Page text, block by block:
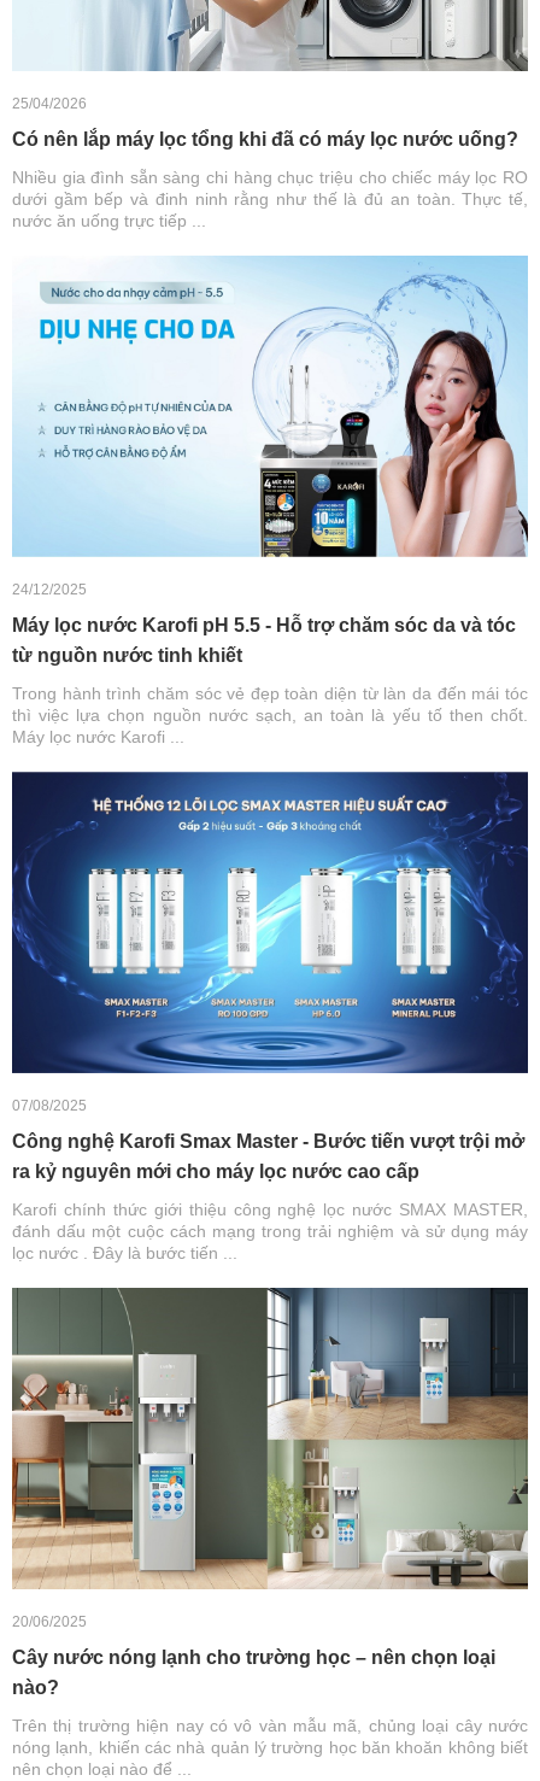
25/04/2026
Có nên lắp máy lọc tổng khi đã có máy lọc nước uống?
Nhiều gia đình sẵn sàng chi hàng chục triệu cho chiếc máy lọc RO
dưới gầm bếp và đinh ninh rằng như thế là đủ an toàn. Thực tế,
nước ăn uống trực tiếp ...
24/12/2025
Máy lọc nước Karofi pH 5.5 - Hỗ trợ chăm sóc da và tóc
từ nguồn nước tinh khiết
Trong hành trình chăm sóc vẻ đẹp toàn diện từ làn da đến mái tóc
thì việc lựa chọn nguồn nước sạch, an toàn là yếu tố then chốt.
Máy lọc nước Karofi ...
07/08/2025
Công nghệ Karofi Smax Master - Bước tiến vượt trội mở
ra kỷ nguyên mới cho máy lọc nước cao cấp
Karofi chính thức giới thiệu công nghệ lọc nước SMAX MASTER,
đánh dấu một cuộc cách mạng trong trải nghiệm và sử dụng máy
lọc nước . Đây là bước tiến ...
20/06/2025
Cây nước nóng lạnh cho trường học – nên chọn loại
nào?
Trên thị trường hiện nay có vô vàn mẫu mã, chủng loại cây nước
nóng lạnh, khiến các nhà quản lý trường học băn khoăn không biết
nên chọn loại nào để ...